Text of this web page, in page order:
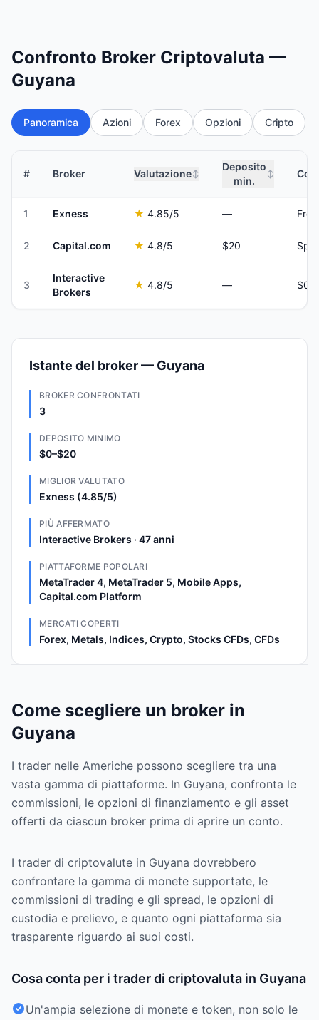
Confronto Broker Criptovaluta —
Guyana
Panoramica Azioni Forex Opzioni Cripto
# Broker Valutazione↕
Deposito
min.
↕
1 Exness ★ 4.85/5 —
2 Capital.com ★ 4.8/5 $20
3
Interactive
Brokers
★ 4.8/5 —
Istante del broker — Guyana
BROKER CONFRONTATI
3
DEPOSITO MINIMO
$0–$20
MIGLIOR VALUTATO
Exness (4.85/5)
PIÙ AFFERMATO
Interactive Brokers · 47 anni
PIATTAFORME POPOLARI
MetaTrader 4, MetaTrader 5, Mobile Apps,
Capital.com Platform
MERCATI COPERTI
Forex, Metals, Indices, Crypto, Stocks CFDs, CFDs
Come scegliere un broker in
Guyana
I trader nelle Americhe possono scegliere tra una
vasta gamma di piattaforme. In Guyana, confronta le
commissioni, le opzioni di finanziamento e gli asset
offerti da ciascun broker prima di aprire un conto.
I trader di criptovalute in Guyana dovrebbero
confrontare la gamma di monete supportate, le
commissioni di trading e gli spread, le opzioni di
custodia e prelievo, e quanto ogni piattaforma sia
trasparente riguardo ai suoi costi.
Cosa conta per i trader di criptovaluta in Guyana
Un'ampia selezione di monete e token, non solo le